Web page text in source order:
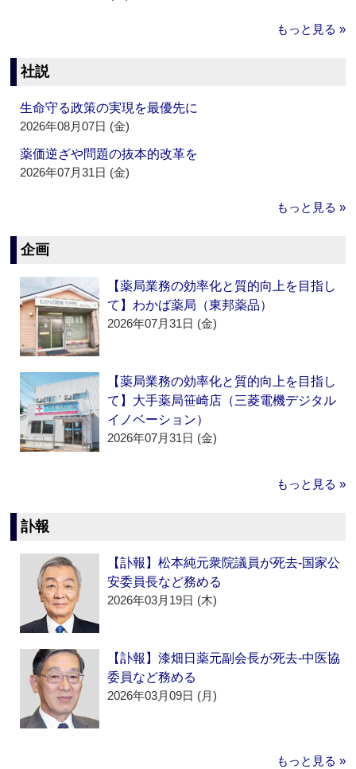
もっと見る »
社説
生命守る政策の実現を最優先に
2026年08月07日 (金)
薬価逆ざや問題の抜本的改革を
2026年07月31日 (金)
もっと見る »
企画
【薬局業務の効率化と質的向上を目指し
て】わかば薬局（東邦薬品）
2026年07月31日 (金)
【薬局業務の効率化と質的向上を目指し
て】大手薬局笹崎店（三菱電機デジタル
イノベーション）
2026年07月31日 (金)
もっと見る »
訃報
【訃報】松本純元衆院議員が死去‐国家公
安委員長など務める
2026年03月19日 (木)
【訃報】漆畑日薬元副会長が死去‐中医協
委員など務める
2026年03月09日 (月)
もっと見る »